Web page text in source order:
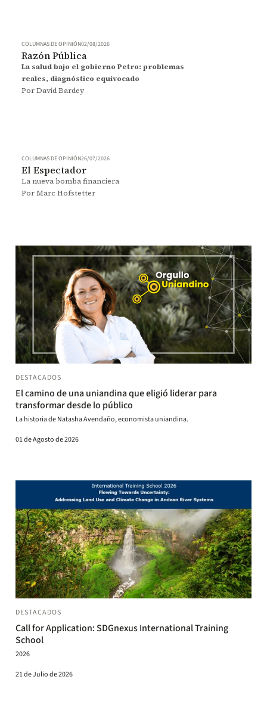
COLUMNAS DE OPINIÓN02/08/2026
Razón Pública
La salud bajo el gobierno Petro: problemas
reales, diagnóstico equivocado
Por David Bardey
COLUMNAS DE OPINIÓN26/07/2026
El Espectador
La nueva bomba financiera
Por Marc Hofstetter
DESTACADOS
El camino de una uniandina que eligió liderar para
transformar desde lo público
La historia de Natasha Avendaño, economista uniandina.
01 de Agosto de 2026
DESTACADOS
Call for Application: SDGnexus International Training
School
2026
21 de Julio de 2026